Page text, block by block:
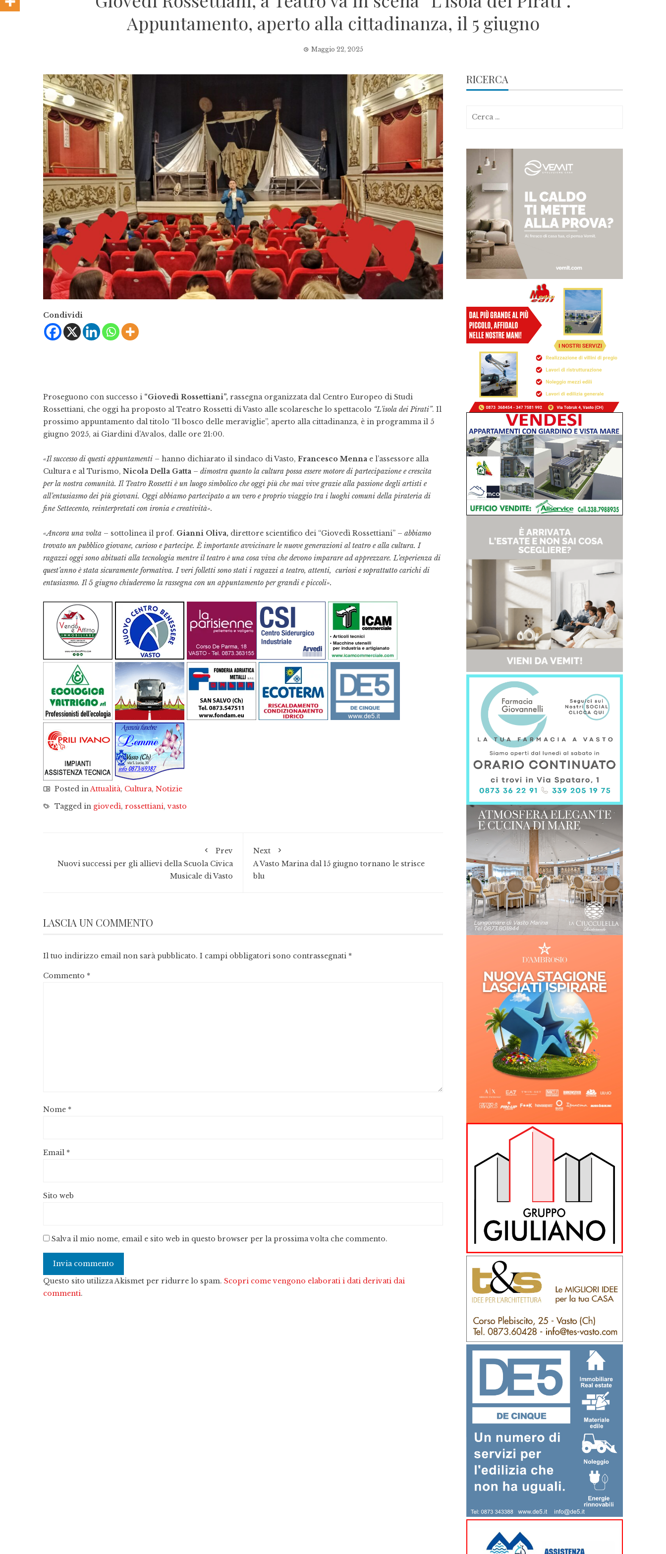
Appuntamento, aperto alla cittadinanza, il 5 giugno
Maggio 22, 2025
Condividi
Proseguono con successo i “Giovedì Rossettiani”, rassegna organizzata dal Centro Europeo di Studi
Rossettiani, che oggi ha proposto al Teatro Rossetti di Vasto alle scolaresche lo spettacolo “L’isola dei Pirati”. Il
prossimo appuntamento dal titolo “Il bosco delle meraviglie”, aperto alla cittadinanza, è in programma il 5
giugno 2025, ai Giardini d’Avalos, dalle ore 21:00.
«Il successo di questi appuntamenti – hanno dichiarato il sindaco di Vasto, Francesco Menna e l’assessore alla
Cultura e al Turismo, Nicola Della Gatta – dimostra quanto la cultura possa essere motore di partecipazione e crescita
per la nostra comunità. Il Teatro Rossetti è un luogo simbolico che oggi più che mai vive grazie alla passione degli artisti e
all’entusiasmo dei più giovani. Oggi abbiamo partecipato a un vero e proprio viaggio tra i luoghi comuni della pirateria di
fine Settecento, reinterpretati con ironia e creatività».
«Ancora una volta – sottolinea il prof. Gianni Oliva, direttore scientifico dei “Giovedì Rossettiani” – abbiamo
trovato un pubblico giovane, curioso e partecipe. È importante avvicinare le nuove generazioni al teatro e alla cultura. I
ragazzi oggi sono abituati alla tecnologia mentre il teatro è una cosa viva che devono imparare ad apprezzare. L’esperienza di
quest’anno è stata sicuramente formativa. I veri folletti sono stati i ragazzi a teatro, attenti, curiosi e soprattutto carichi di
entusiasmo. Il 5 giugno chiuderemo la rassegna con un appuntamento per grandi e piccoli».
Posted inAttualità, Cultura, Notizie
Tagged in giovedì, rossettiani,vasto
Prev
Nuovi successi per gli allievi della Scuola Civica
Musicale di Vasto
Next
A Vasto Marina dal 15 giugno tornano le strisce
blu
LASCIA UN COMMENTO
Il tuo indirizzo email non sarà pubblicato. I campi obbligatori sono contrassegnati *
Commento *
Nome *
Email *
Sito web
Salva il mio nome, email e sito web in questo browser per la prossima volta che commento.
Questo sito utilizza Akismet per ridurre lo spam. Scopri come vengono elaborati i dati derivati dai
commenti.
RICERCA